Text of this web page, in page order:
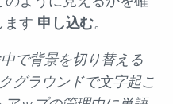
ます 申し込む。
で背景を切り替える
グラウンドで文字起こ